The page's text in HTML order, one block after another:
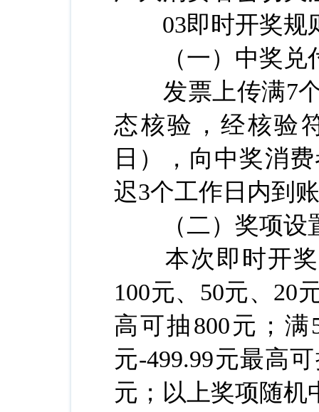
03即时开奖规
（一）中奖兑
发票上传满7个
态核验，经核验
日），向中奖消
迟3个工作日内到
（二）奖项设
本次即时开奖
100元、50元、20
高可抽800元；满
元-499.99元最高
元；以上奖项随机